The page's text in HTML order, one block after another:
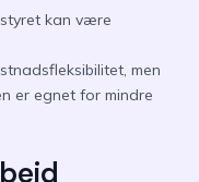
kan være
men
er egnet for mindre